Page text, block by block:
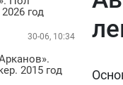
год
30-06, 10:34
2015 год